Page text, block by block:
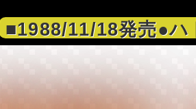
■1988/11/18発売●ハ